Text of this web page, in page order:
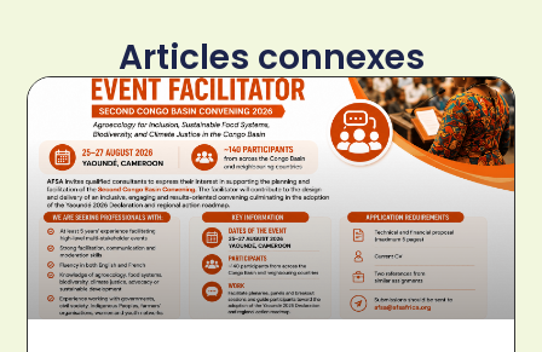
Articles connexes